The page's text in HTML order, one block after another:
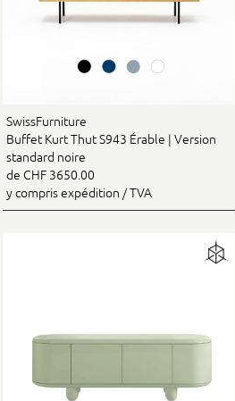
SwissFurniture
Buffet Kurt Thut S943 Érable | Version
standard noire
de CHF 3650.00
y compris expédition / TVA